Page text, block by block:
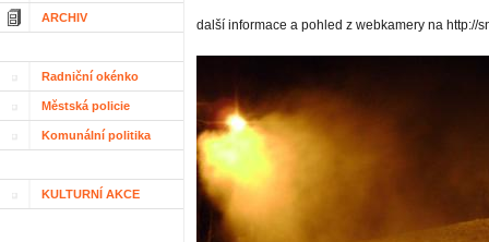
ARCHIV
Radniční okénko
Městská policie
Komunální politika
KULTURNÍ AKCE
další informace a pohled z webkamery na http://